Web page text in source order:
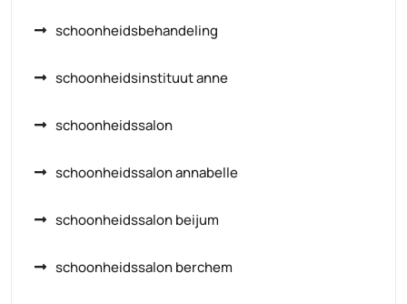
schoonheidsbehandeling
schoonheidsinstituut anne
schoonheidssalon
schoonheidssalon annabelle
schoonheidssalon beijum
schoonheidssalon berchem